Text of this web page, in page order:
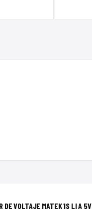
DE VOLTAJE MATEK 1S LI A 5V